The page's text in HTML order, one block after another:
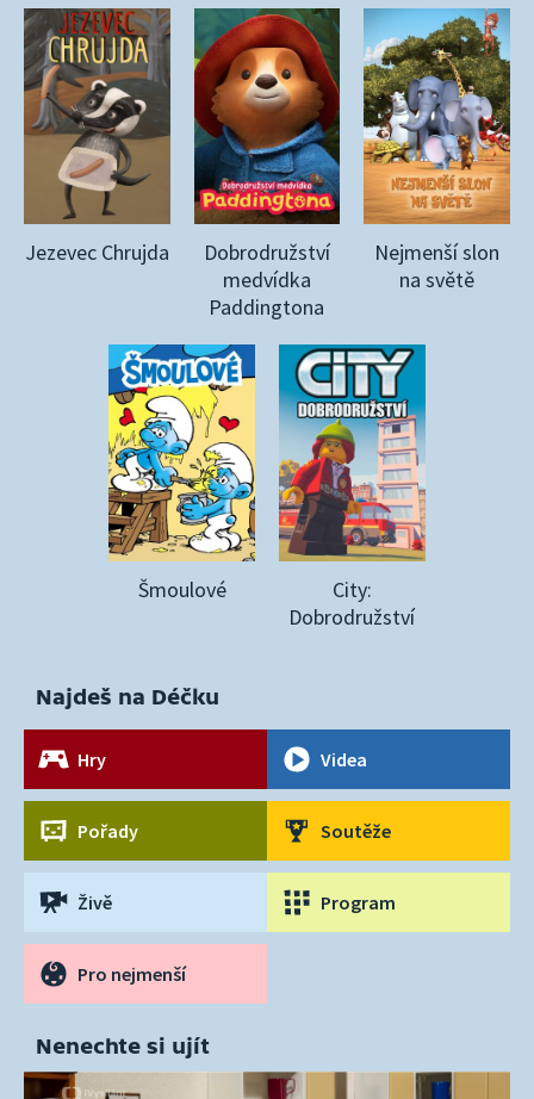
Jezevec Chrujda
Dobrodružství
medvídka
Paddingtona
Nejmenší slon
na světě
Šmoulové
City:
Dobrodružství
Najdeš na Déčku
Hry Videa
Pořady Soutěže
Živě Program
Pro nejmenší
Nenechte si ujít